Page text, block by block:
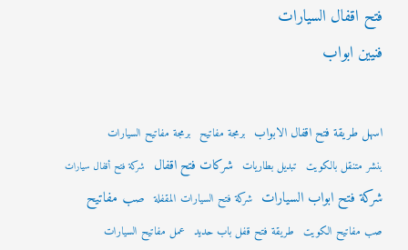
فتح اقفال السيارات
فنيين ابواب
اسهل طريقة فتح اقفال الابواب برمجة مفاتيح برمجة مفاتيح السيارات
بنشر متنقل بالكويت تبديل بطاريات شركات فتح اقفال شركة فتح أقفال سيارات
شركة فتح ابواب السيارات شركة فتح السيارات المقفلة صب مفاتيح
صب مفاتيح الكويت طريقة فتح قفل باب حديد عمل مفاتيح السيارات